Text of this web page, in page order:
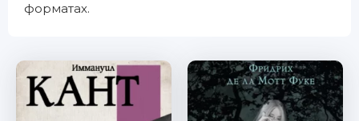
форматах.